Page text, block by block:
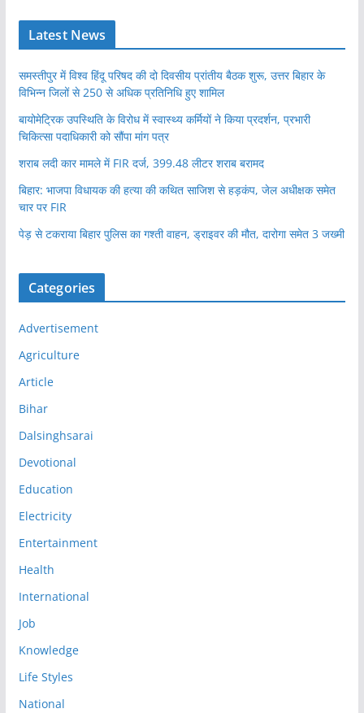
Latest News
समस्तीपुर में विश्व हिंदू परिषद की दो दिवसीय प्रांतीय बैठक शुरू, उत्तर बिहार के
विभिन्न जिलों से 250 से अधिक प्रतिनिधि हुए शामिल
बायोमेट्रिक उपस्थिति के विरोध में स्वास्थ्य कर्मियों ने किया प्रदर्शन, प्रभारी
चिकित्सा पदाधिकारी को सौंपा मांग पत्र
शराब लदी कार मामले में FIR दर्ज, 399.48 लीटर शराब बरामद
बिहार: भाजपा विधायक की हत्या की कथित साजिश से हड़कंप, जेल अधीक्षक समेत
चार पर FIR
पेड़ से टकराया बिहार पुलिस का गश्ती वाहन, ड्राइवर की मौत, दारोगा समेत 3 जख्मी
Categories
Advertisement
Agriculture
Article
Bihar
Dalsinghsarai
Devotional
Education
Electricity
Entertainment
Health
International
Job
Knowledge
Life Styles
National